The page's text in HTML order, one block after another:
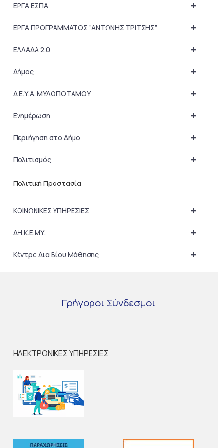
+
ΕΡΓΑ ΕΣΠΑ
+
ΕΡΓΑ ΠΡΟΓΡΑΜΜΑΤΟΣ “ΑΝΤΩΝΗΣ ΤΡΙΤΣΗΣ”
+
ΕΛΛΑΔΑ 2.0
+
Δήμος
+
Δ.Ε.Υ.Α. ΜΥΛΟΠΟΤΑΜΟΥ
+
Ενημέρωση
+
Περιήγηση στο Δήμο
+
Πολιτισμός
Πολιτική Προστασία
+
ΚΟΙΝΩΝΙΚΕΣ ΥΠΗΡΕΣΙΕΣ
+
ΔΗ.Κ.Ε.ΜΥ.
+
Κέντρο Δια Βίου Μάθησης
Γρήγοροι Σύνδεσμοι
ΗΛΕΚΤΡΟΝΙΚΕΣ ΥΠΗΡΕΣΙΕΣ